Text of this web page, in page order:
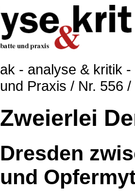
ak - analyse & kritik
und Praxis / Nr. 556
Zweierlei
Dresden
und